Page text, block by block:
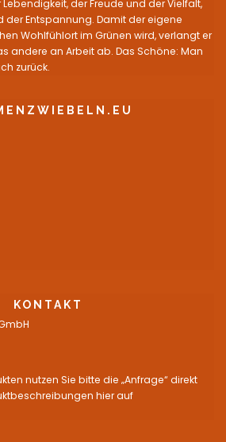
Lebendigkeit, der Freude und der Vielfalt,
der Entspannung. Damit der eigene
Wohlfühlort im Grünen wird, verlangt er
andere an Arbeit ab. Das Schöne: Man
zurück.
KONTAKT
nutzen Sie bitte die „Anfrage“ direkt
hier auf